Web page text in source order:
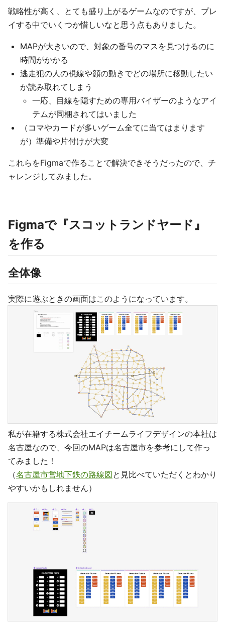
戦略性が高く、とても盛り上がるゲームなのですが、プレ
イする中でいくつか惜しいなと思う点もありました。
MAPが大きいので、対象の番号のマスを見つけるのに
時間がかかる
逃走犯の人の視線や顔の動きでどの場所に移動したい
か読み取れてしまう
一応、目線を隠すための専用バイザーのようなアイ
テムが同梱されてはいました
（コマやカードが多いゲーム全てに当てはまります
が）準備や片付けが大変
これらをFigmaで作ることで解決できそうだったので、チ
ャレンジしてみました。
Figmaで『スコットランドヤード』
を作る
全体像
実際に遊ぶときの画面はこのようになっています。
私が在籍する株式会社エイチームライフデザインの本社は
名古屋なので、今回のMAPは名古屋市を参考にして作っ
てみました！
（名古屋市営地下鉄の路線図と見比べていただくとわかり
やすいかもしれません）